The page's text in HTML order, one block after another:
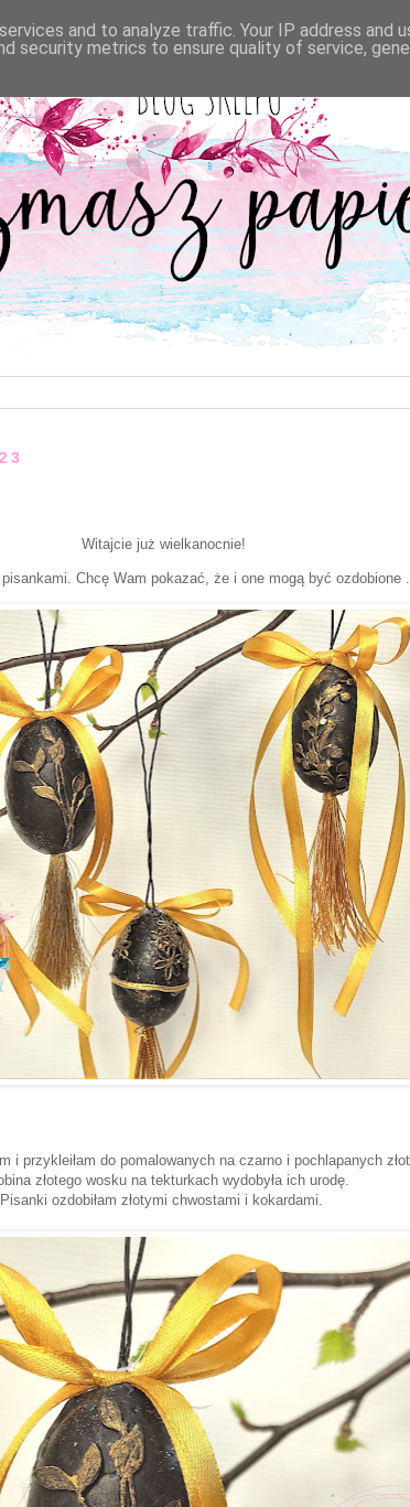
Witajcie już wielkanocnie!
Chcę Wam pokazać, że i one mogą być ozdobione
i przykleiłam do pomalowanych na czarno i pochlapanych
złotego wosku na tekturkach wydobyła ich urodę.
Pisanki ozdobiłam złotymi chwostami i kokardami.
and to analyze traffic. Your IP address and
security metrics to ensure quality of service,